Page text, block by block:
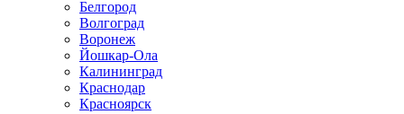
Белгород
Волгоград
Воронеж
Йошкар-Ола
Калининград
Краснодар
Красноярск